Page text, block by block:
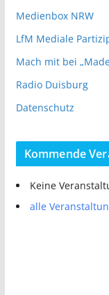
Medienbox NRW
LfM Mediale
Mach mit bei
Radio Duisburg
Datenschutz
Kommende
Keine
alle